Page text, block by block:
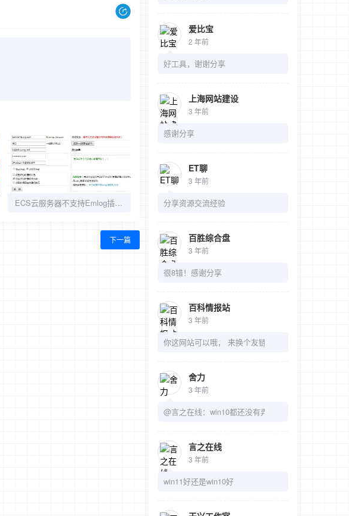
ECS云服务器不支持Emlog插件Sendmail发邮件的解决办法
下一篇
爱比宝
2 年前
好工具，谢谢分享
上海网站建设
3 年前
感谢分享
ET聊
3 年前
分享资源交流经验
百胜综合盘
3 年前
很8错！感谢分享
百科情报站
3 年前
你这网站可以哦， 来换个友链吧
舍力
3 年前
@言之在线：win10都还没有弄明白呢
言之在线
3 年前
win11好还是win10好